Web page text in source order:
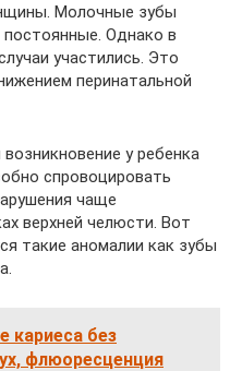
Молочные зубы
Однако в
участились. Это
перинатальной
у ребенка
спровоцировать
чаще
верхней челюсти. Вот
такие аномалии как зубы
кариеса без
флюоресценция